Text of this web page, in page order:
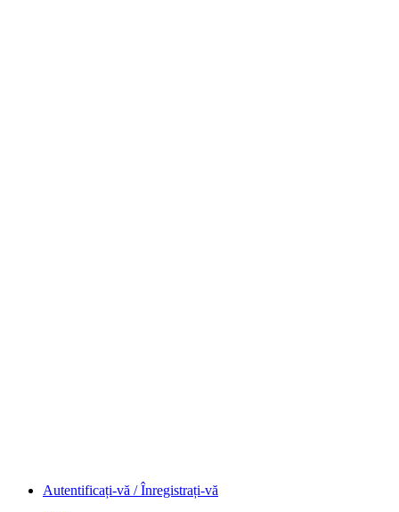
Autentificați-vă / Înregistrați-vă